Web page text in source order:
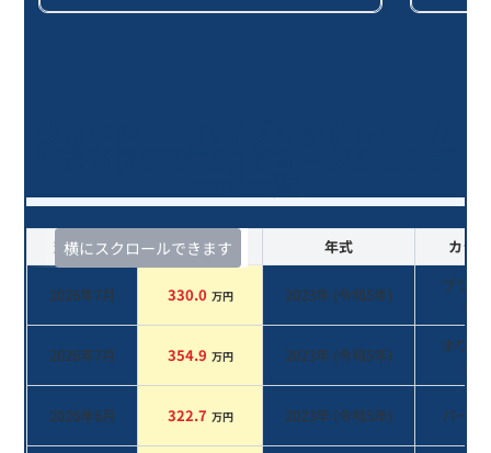
横にスクロールできます
査定時期 セルカ実績 年式 カラー
2026年7月 330.0 万円 2023年 (令和5年)
ブラッ
系
2026年7月 354.9 万円 2023年 (令和5年)
ホワイ
系
2026年6月 322.7 万円 2023年 (令和5年) パール